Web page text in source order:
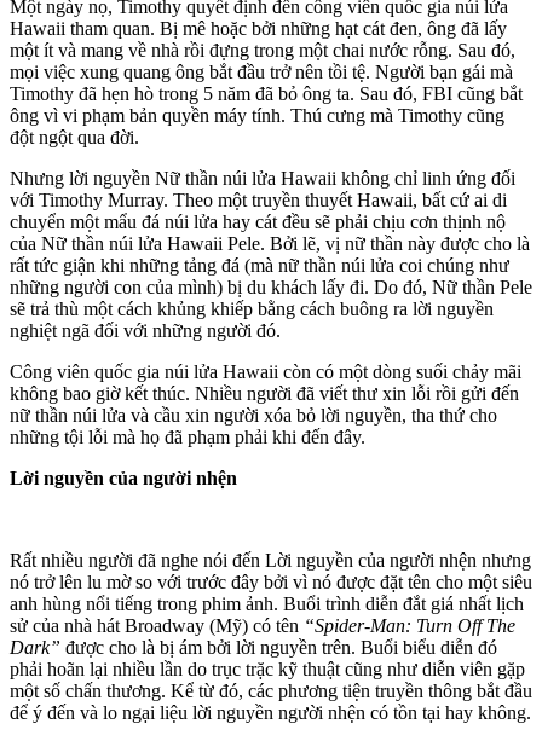
Một ngày nọ, Timothy quyết định đến công viên quốc gia núi lửa
Hawaii tham quan. Bị mê hoặc bởi những hạt cát đen, ông đã lấy
một ít và mang về nhà rồi đựng trong một chai nước rỗng. Sau đó,
mọi việc xung quang ông bắt đầu trở nên tồi tệ. Người bạn gái mà
Timothy đã hẹn hò trong 5 năm đã bỏ ông ta. Sau đó, FBI cũng bắt
ông vì vi phạm bản quyền máy tính. Thú cưng mà Timothy cũng
đột ngột qua đời.
Nhưng lời nguyền Nữ thần núi lửa Hawaii không chỉ linh ứng đối
với Timothy Murray. Theo một truyền thuyết Hawaii, bất cứ ai di
chuyển một mẩu đá núi lửa hay cát đều sẽ phải chịu cơn thịnh nộ
của Nữ thần núi lửa Hawaii Pele. Bởi lẽ, vị nữ thần này được cho là
rất tức giận khi những tảng đá (mà nữ thần núi lửa coi chúng như
những người con của mình) bị du khách lấy đi. Do đó, Nữ thần Pele
sẽ trả thù một cách khủng khiếp bằng cách buông ra lời nguyền
nghiệt ngã đối với những người đó.
Công viên quốc gia núi lửa Hawaii còn có một dòng suối chảy mãi
không bao giờ kết thúc. Nhiều người đã viết thư xin lỗi rồi gửi đến
nữ thần núi lửa và cầu xin người xóa bỏ lời nguyền, tha thứ cho
những tội lỗi mà họ đã phạm phải khi đến đây.
Lời nguyền của người nhện
Rất nhiều người đã nghe nói đến Lời nguyền của người nhện nhưng
nó trở lên lu mờ so với trước đây bởi vì nó được đặt tên cho một siêu
anh hùng nổi tiếng trong phim ảnh. Buổi trình diễn đắt giá nhất lịch
sử của nhà hát Broadway (Mỹ) có tên “Spider-Man: Turn Off The
Dark” được cho là bị ám bởi lời nguyền trên. Buổi biểu diễn đó
phải hoãn lại nhiều lần do trục trặc kỹ thuật cũng như diễn viên gặp
một số chấn thương. Kể từ đó, các phương tiện truyền thông bắt đầu
để ý đến và lo ngại liệu lời nguyền người nhện có tồn tại hay không.